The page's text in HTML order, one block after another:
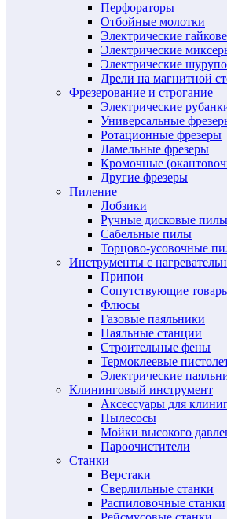
Перфораторы
Отбойные молотки
Электрические
Электрические
Электрические
Дрели на магнитной
Фрезерование и строгание
Электрические
Универсальные
Ротационные фрезеры
Ламельные фрезеры
Кромочные
Другие фрезеры
Пиление
Лобзики
Ручные дисковые пилы
Сабельные пилы
Торцово-усовочные
Инструменты с
Припои
Сопутствующие
Флюсы
Газовые паяльники
Паяльные станции
Строительные фены
Термоклеевые
Электрические
Клининговый инструмент
Аксессуары для
Пылесосы
Мойки высокого
Пароочистители
Станки
Верстаки
Сверлильные станки
Распиловочные станки